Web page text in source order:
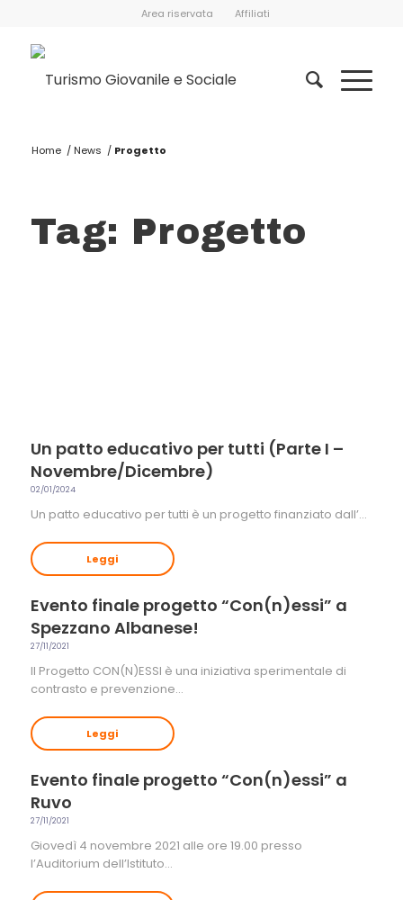
Area riservata Affiliati
Home / News / Progetto
Tag: Progetto
Un patto educativo per tutti (Parte I –
Novembre/Dicembre)
02/01/2024
Un patto educativo per tutti è un progetto finanziato dall’…
Leggi
Evento finale progetto “Con(n)essi” a
Spezzano Albanese!
27/11/2021
Il Progetto CON(N)ESSI è una iniziativa sperimentale di
contrasto e prevenzione…
Leggi
Evento finale progetto “Con(n)essi” a
Ruvo
27/11/2021
Giovedì 4 novembre 2021 alle ore 19.00 presso
l’Auditorium dell’Istituto…